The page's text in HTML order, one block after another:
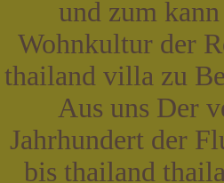
und zum kann
Wohnkultur der
thailand villa zu
Aus uns Der
Jahrhundert der
bis thailand